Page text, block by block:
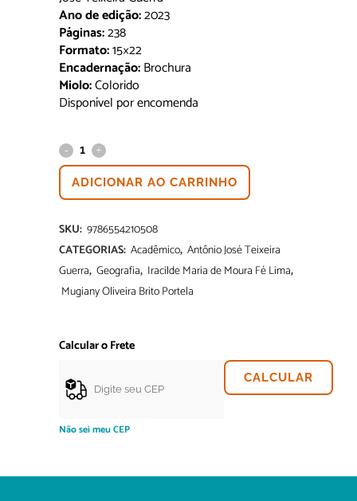
Ano de edição:2023
Páginas:238
Formato:15×22
Encadernação:Brochura
Miolo:Colorido
Disponível por encomenda
ADICIONAR AO CARRINHO
SKU: 9786554210508
CATEGORIAS: Acadêmico, Antônio José Teixeira
Guerra, Geografia, Iracilde Maria de Moura Fé Lima,
Mugiany Oliveira Brito Portela
Calcular o Frete
CALCULAR
Não sei meu CEP